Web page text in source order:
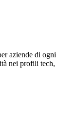
aziende di ogni
nei profili tech,